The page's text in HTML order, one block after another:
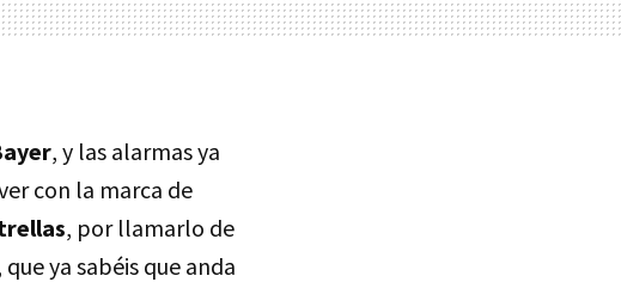
, y las alarmas ya
con la marca de
, por llamarlo de
ya sabéis que anda